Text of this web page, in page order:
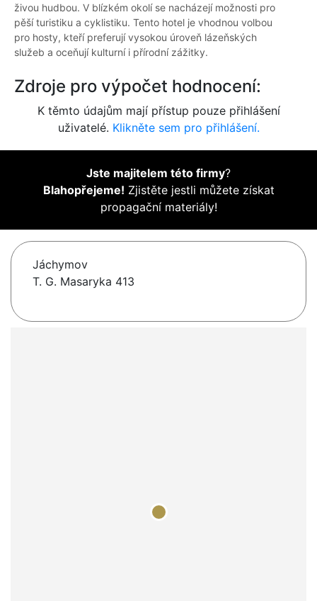
živou hudbou. V blízkém okolí se nacházejí možnosti pro
pěší turistiku a cyklistiku. Tento hotel je vhodnou volbou
pro hosty, kteří preferují vysokou úroveň lázeňských
služeb a oceňují kulturní i přírodní zážitky.
Zdroje pro výpočet hodnocení:
K těmto údajům mají přístup pouze přihlášení
uživatelé. Klikněte sem pro přihlášení.
Jste majitelem této firmy?
Blahopřejeme! Zjistěte jestli můžete získat
propagační materiály!
Jáchymov
T. G. Masaryka 413